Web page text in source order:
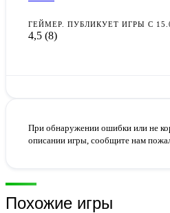
ГЕЙМЕР. ПУБЛИКУЕТ ИГРЫ С
4,5 (8)
При обнаружении ошибки или не
описании игры, сообщите нам
Похожие игры